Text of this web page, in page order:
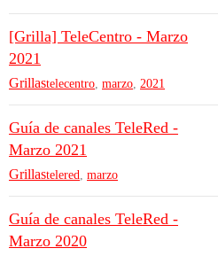
[Grilla] TeleCentro - Marzo
2021
Grillastelecentro marzo 2021
Guía de canales TeleRed -
Marzo 2021
Grillastelered marzo
Guía de canales TeleRed -
Marzo 2020